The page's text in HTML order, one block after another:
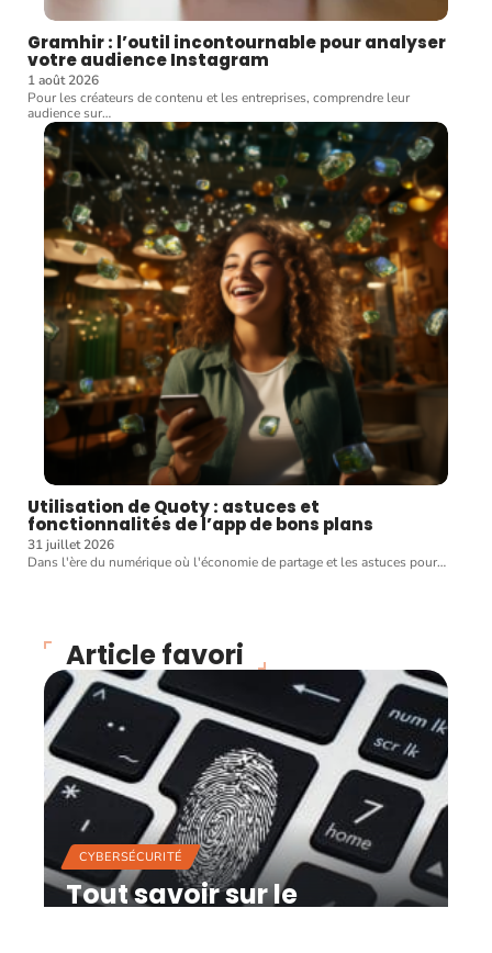
Gramhir : l’outil incontournable pour analyser
votre audience Instagram
1 août 2026
Pour les créateurs de contenu et les entreprises, comprendre leur
audience sur…
Utilisation de Quoty : astuces et
fonctionnalités de l’app de bons plans
31 juillet 2026
Dans l'ère du numérique où l'économie de partage et les astuces pour…
Article favori
CYBERSÉCURITÉ
Tout savoir sur le